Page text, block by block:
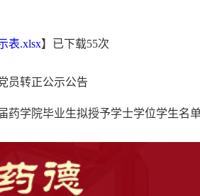
表.xlsx】已下载55次
员转正公示公告
药学院毕业生拟授予学士学位学生名